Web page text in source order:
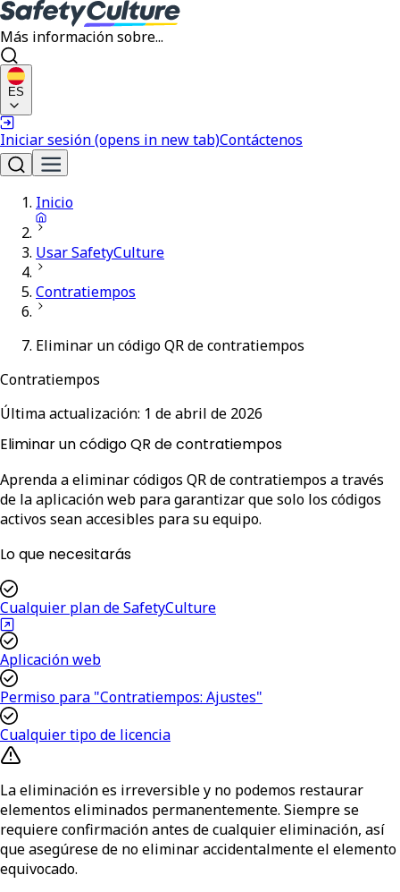
Más información sobre...
ES
Iniciar sesión(opens in new tab)Contáctenos
Inicio
Usar SafetyCulture
Contratiempos
Eliminar un código QR de contratiempos
Contratiempos
Última actualización: 1 de abril de 2026
Eliminar un código QR de contratiempos
Aprenda a eliminar códigos QR de contratiempos a través
de la aplicación web para garantizar que solo los códigos
activos sean accesibles para su equipo.
Lo que necesitarás
Cualquier plan de SafetyCulture
Aplicación web
Permiso para "Contratiempos: Ajustes"
Cualquier tipo de licencia
La eliminación es irreversible y no podemos restaurar
elementos eliminados permanentemente. Siempre se
requiere confirmación antes de cualquier eliminación, así
que asegúrese de no eliminar accidentalmente el elemento
equivocado.